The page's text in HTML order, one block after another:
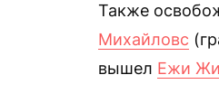
Также
Михайловс
вышел Ежи